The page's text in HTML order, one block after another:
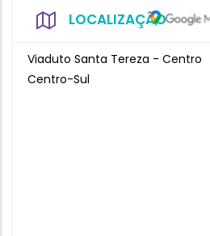
LOCALIZAÇÃO
Viaduto Santa Tereza - Centro
Centro-Sul